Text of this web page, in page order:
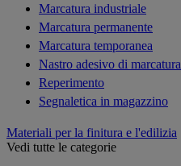
Marcatura industriale
Marcatura permanente
Marcatura temporanea
Nastro adesivo di marcatura
Reperimento
Segnaletica in magazzino
Materiali per la finitura e l'edilizia
Vedi tutte le categorie